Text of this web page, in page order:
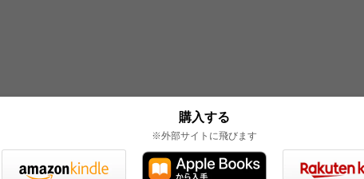
購入する
※外部サイトに飛びます